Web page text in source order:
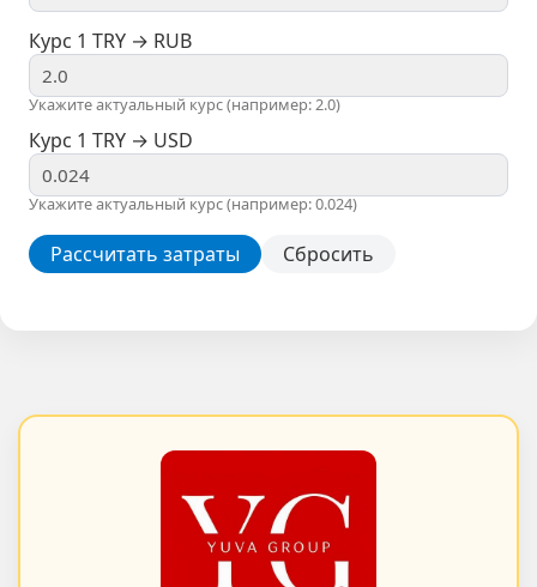
Курс 1 TRY → RUB
Укажите актуальный курс (например: 2.0)
Курс 1 TRY → USD
Укажите актуальный курс (например: 0.024)
Рассчитать затраты Сбросить